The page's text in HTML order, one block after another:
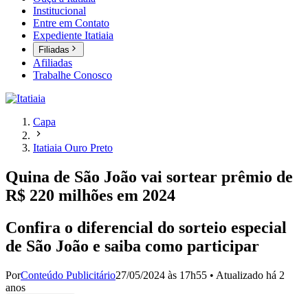
Institucional
Entre em Contato
Expediente Itatiaia
Filiadas
Afiliadas
Trabalhe Conosco
Capa
Itatiaia Ouro Preto
Quina de São João vai sortear prêmio de
R$ 220 milhões em 2024
Confira o diferencial do sorteio especial
de São João e saiba como participar
PorConteúdo Publicitário27/05/2024 às 17h55 • Atualizado há 2
anos